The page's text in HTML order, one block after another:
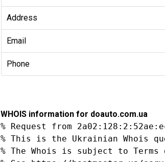
Address
Email
Phone
WHOIS information for doauto.com.ua
% Request from
% This is the Ukrainian Whois
% The Whois is subject to Terms